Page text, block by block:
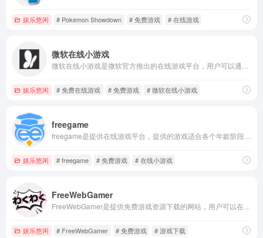
娱乐悠闲 # Pokemon Showdown # 免费游戏 # 在线游戏
微软在线小游戏
娱乐悠闲 # 免费在线游戏 # 免费游戏 # 微软在线小游戏
freegame
娱乐悠闲 # freegame # 免费游戏 # 在线小游戏
FreeWebGamer
娱乐悠闲 # FreeWebGamer # 免费游戏 # 游戏下载